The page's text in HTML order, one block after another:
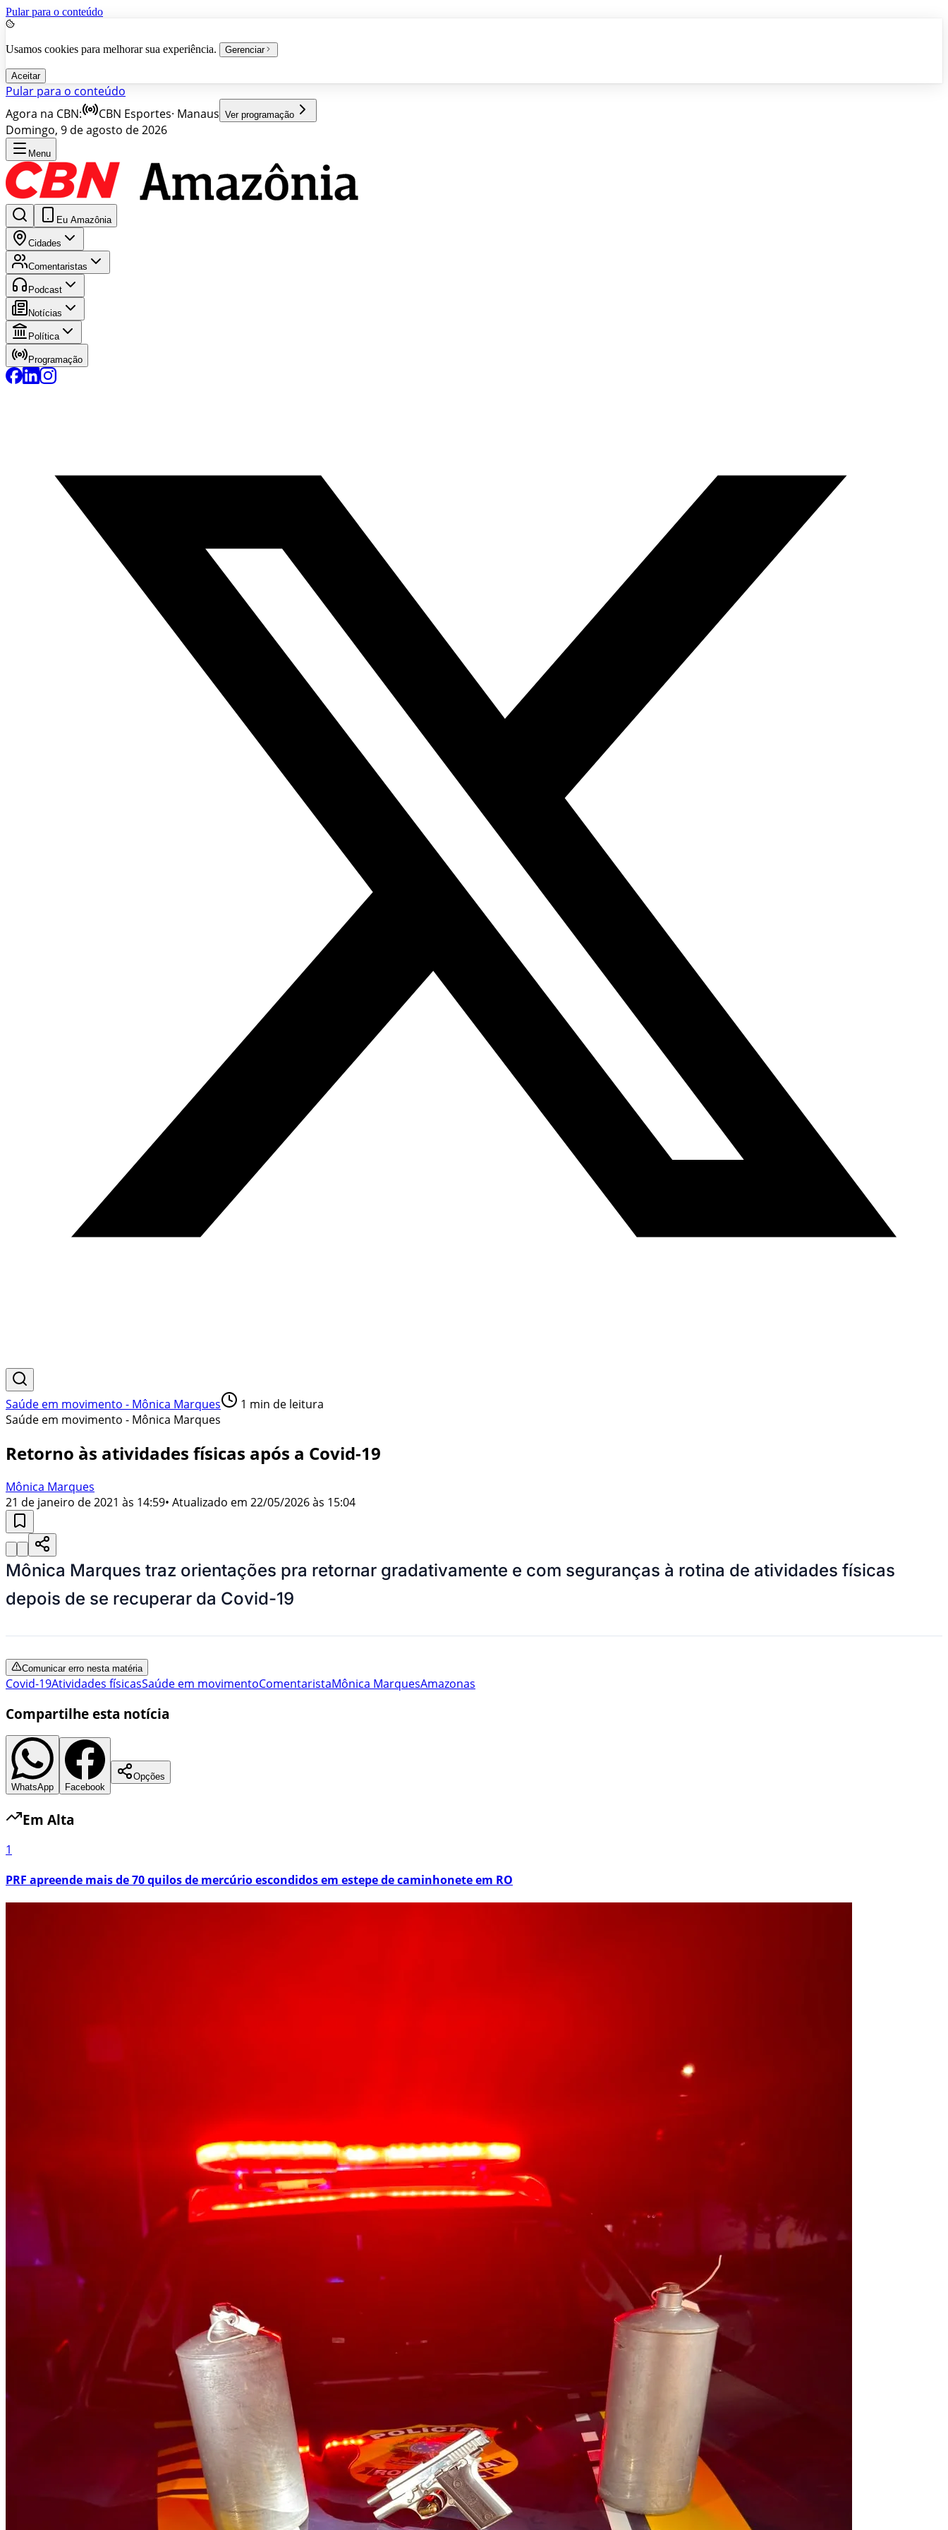
Pular para o conteúdo
Usamos cookies para melhorar sua experiência. Gerenciar
Aceitar
Pular para o conteúdo
Agora na CBN:
CBN Esportes· Manaus Ver programação
Domingo, 9 de agosto de 2026
Menu
Eu Amazônia
Cidades
Comentaristas
Podcast
Notícias
Política
Programação
Saúde em movimento - Mônica Marques 1 min de leitura
Saúde em movimento - Mônica Marques
Retorno às atividades físicas após a Covid-19
Mônica Marques
21 de janeiro de 2021 às 14:59• Atualizado em 22/05/2026 às 15:04
Mônica Marques traz orientações pra retornar gradativamente e com seguranças à rotina de atividades físicas
depois de se recuperar da Covid-19
Comunicar erro nesta matéria
Covid-19Atividades físicasSaúde em movimentoComentaristaMônica MarquesAmazonas
Compartilhe esta notícia
WhatsApp Facebook
Opções
Em Alta
1
PRF apreende mais de 70 quilos de mercúrio escondidos em estepe de caminhonete em RO